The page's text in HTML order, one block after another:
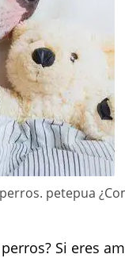
petepua
Si eres